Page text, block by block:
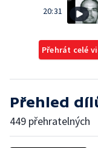
20:31
Přehrát celé
Přehled
449 přehratelných